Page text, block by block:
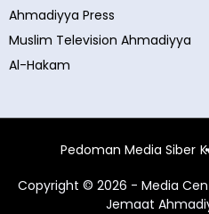
Ahmadiyya Press
Muslim Television Ahmadiyya
Al-Hakam
Pedoman Media Siber
Copyright © 2026 - Media
Jemaat